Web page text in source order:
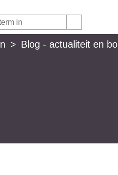
> Blog - actualiteit en